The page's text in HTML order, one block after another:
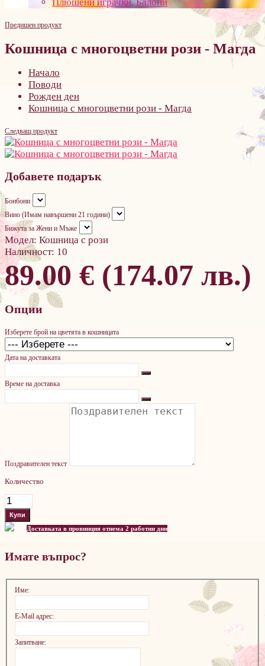
Предишен продукт
Кошница с многоцветни рози - Магда
Начало
Поводи
Рожден ден
Кошница с многоцветни рози - Магда
Следващ продукт
Добавете подарък
Бонбони
Вино (Имам навършени 21 години)
Бижута за Жени и Мъже
Модел: Кошница с рози
Наличност: 10
89.00 € (174.07 лв.)
Опции
Изберете брой на цветята в кошницата
Дата на доставката
Време на доставка
Поздравителен текст
Количество
Доставката в провинция отнема 2 работни дни
Имате въпрос?
Име:
E-Mail адрес:
Запитване: